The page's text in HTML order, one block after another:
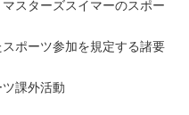
スターズスイマーのスポー
ポーツ参加を規定する諸要
課外活動